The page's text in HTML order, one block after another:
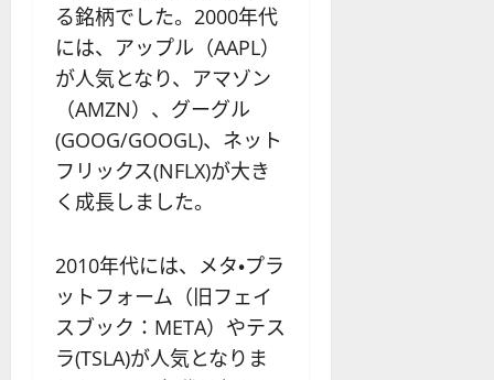
る銘柄でした。2000年代
には、アップル（AAPL）
が人気となり、アマゾン
（AMZN）、グーグル
(GOOG/GOOGL)、ネット
フリックス(NFLX)が大き
く成長しました。
2010年代には、メタ・プラ
ットフォーム（旧フェイ
スブック：META）やテス
ラ(TSLA)が人気となりま